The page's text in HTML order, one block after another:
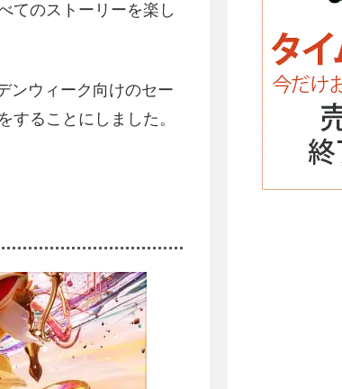
てのストーリーを楽し
ンウィーク向けのセー
することにしました。